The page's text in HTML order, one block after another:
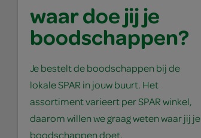
waar doe jij je
boodschappen?
Je bestelt de boodschappen bij de
lokale SPAR in jouw buurt. Het
assortiment varieert per SPAR winkel,
daarom willen we graag weten waar jij je
boodschappen doet.